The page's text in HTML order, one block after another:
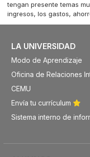
tengan presente temas
ingresos, los gastos,
LA UNIVERSIDAD
Modo de Aprendizaje
Oficina de Relaciones
CEMU
Envía tu currículum
Sistema interno de